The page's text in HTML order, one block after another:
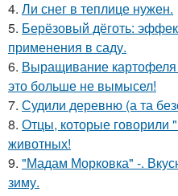
4. Ли снег в теплице нужен.
5. Берёзовый дёготь:
применения в саду.
6. Выращивание картофеля
это больше не вымысел!
7. Судили деревню (а та
8. Отцы, которые говорили
животных!
9. "Мадам Морковка" -.
зиму.